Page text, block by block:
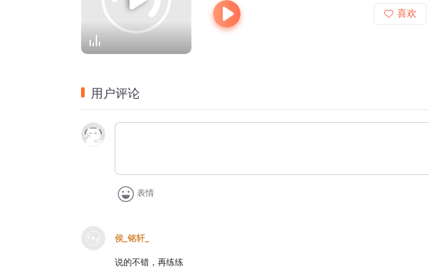
喜欢
用户评论
表情
侯_铭轩_
说的不错，再练练